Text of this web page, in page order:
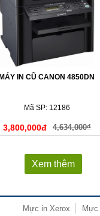
IN CŨ CANON 4850DN
Mã SP: 12186
3,800,000đ 4,634,000₫
Xem thêm
Mực
Mực in Xerox